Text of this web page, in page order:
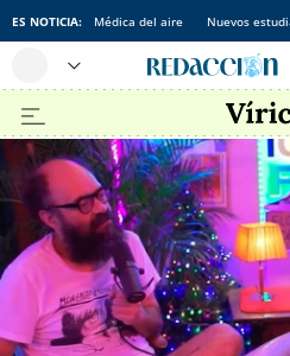
ES NOTICIA: Médica del aire Nuevos